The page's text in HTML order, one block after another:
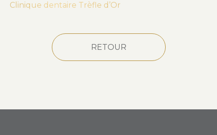
Clinique dentaire Trèfle d’Or
RETOUR